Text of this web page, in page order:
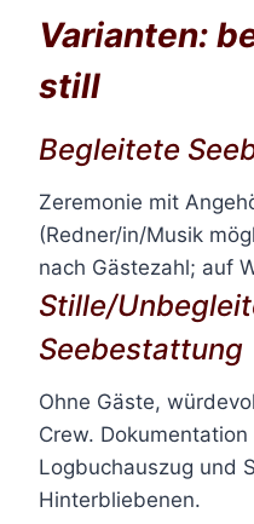
Varianten:
still
Begleitete
Zeremonie mit
(Redner/in/Musik
nach Gästezahl; auf
Stille/
Seebestattung
Ohne Gäste,
Crew. Dokumentation
Logbuchauszug und
Hinterbliebenen.